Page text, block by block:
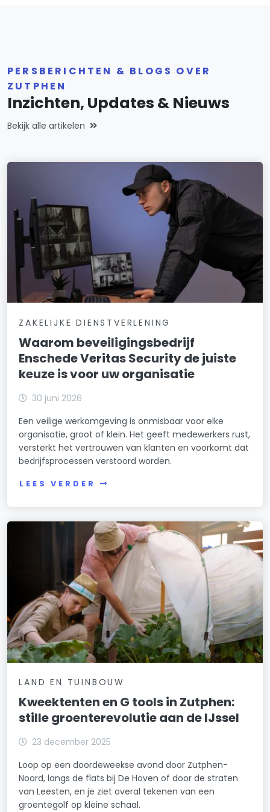
PERSBERICHTEN & BLOGS OVER
ZUTPHEN
Inzichten, Updates & Nieuws
Bekijk alle artikelen
ZAKELIJKE DIENSTVERLENING
Waarom beveiligingsbedrijf
Enschede Veritas Security de juiste
keuze is voor uw organisatie
30 juni 2026
Een veilige werkomgeving is onmisbaar voor elke
organisatie, groot of klein. Het geeft medewerkers rust,
versterkt het vertrouwen van klanten en voorkomt dat
bedrijfsprocessen verstoord worden.
LEES VERDER
LAND EN TUINBOUW
Kweektenten en G tools in Zutphen:
stille groenterevolutie aan de IJssel
23 december 2025
Loop op een doordeweekse avond door Zutphen-
Noord, langs de flats bij De Hoven of door de straten
van Leesten, en je ziet overal tekenen van een
groentegolf op kleine schaal.